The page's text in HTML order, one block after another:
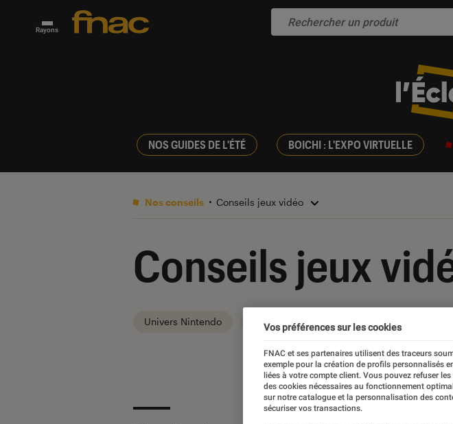
Rayons
NOS GUIDES DE L'ÉTÉ BOICHI : L'EXPO VIRTUELLE
Nos conseils Conseils jeux vidéo
Conseils jeux
Univers Nintendo Univers PC Univers Playstation
Vos préférences sur les cookies
FNAC et ses partenaires utilisent des traceurs
exemple pour la création de profils personnalisés
liées à votre compte client. Vous pouvez refuser
des cookies nécessaires au fonctionnement
sur notre catalogue et la personnalisation des
sécuriser vos transactions.